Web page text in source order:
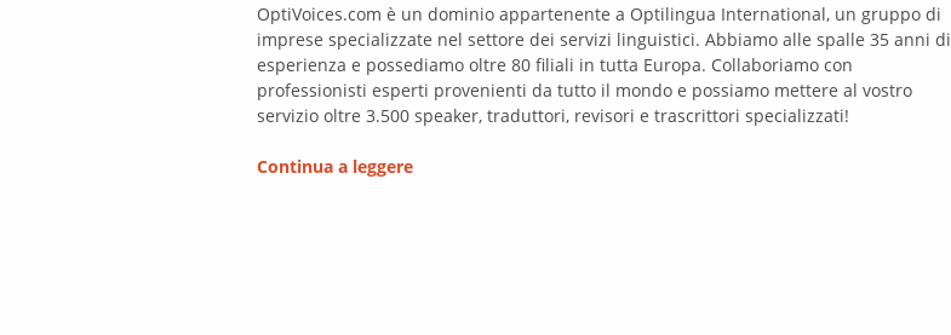
OptiVoices.com è un dominio appartenente a Optilingua International, un gruppo di
imprese specializzate nel settore dei servizi linguistici. Abbiamo alle spalle 35 anni di
esperienza e possediamo oltre 80 filiali in tutta Europa. Collaboriamo con
professionisti esperti provenienti da tutto il mondo e possiamo mettere al vostro
servizio oltre 3.500 speaker, traduttori, revisori e trascrittori specializzati!
Continua a leggere